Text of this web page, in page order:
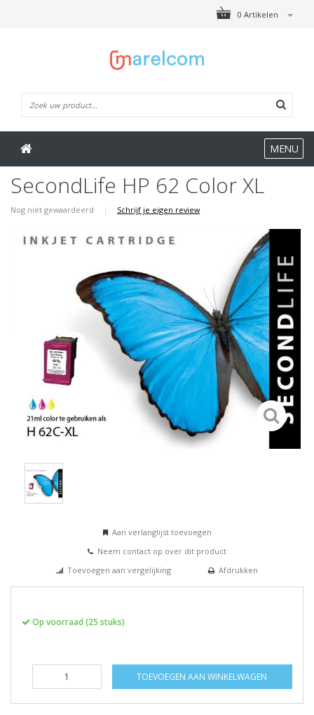
0 Artikelen
MENU
SecondLife HP 62 Color XL
Nog niet gewaardeerd | Schrijf je eigen review
Aan verlanglijst toevoegen
Neem contact op over dit product
Toevoegen aan vergelijking
Afdrukken
Op voorraad (25 stuks)
TOEVOEGEN AAN WINKELWAGEN